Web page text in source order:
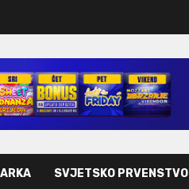
SVJETSKO PRVENSTVO